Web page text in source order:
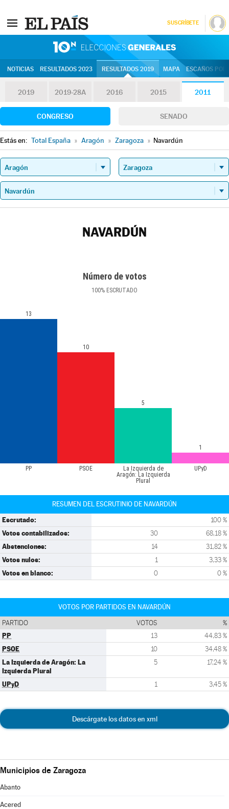
SUSCRÍBETE
NOTICIAS RESULTADOS 2023 RESULTADOS 2019 MAPA ESCAÑOS
2019 2019-28A 2016 2015 2011
CONGRESO SENADO
Estás en: Total España » Aragón » Zaragoza » Navardún
NAVARDÚN
Número de votos
100% ESCRUTADO
PP PSOE
La Izquierda de
Aragón: La Izquierda
Plural
UPyD
13
10
5
1
RESUMEN DEL ESCRUTINIO DE NAVARDÚN
Escrutado: 100 %
Votos contabilizados: 30 68,18 %
Abstenciones: 14 31,82 %
Votos nulos: 1 3,33 %
Votos en blanco: 0 0 %
VOTOS POR PARTIDOS EN NAVARDÚN
PARTIDO VOTOS %
PP 13 44,83 %
PSOE 10 34,48 %
La Izquierda de Aragón: La
Izquierda Plural
5 17,24 %
UPyD 1 3,45 %
Descárgate los datos en xml
Municipios de Zaragoza
Abanto
Acered